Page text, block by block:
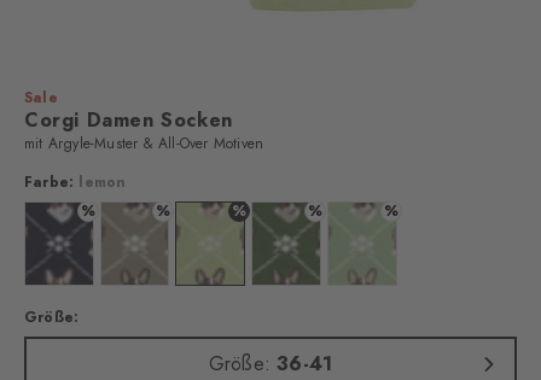
Sale
Corgi Damen Socken
mit Argyle-Muster & All-Over Motiven
Farbe: lemon
%
Farbe: black
%
Farbe: kitt
%
Farbe: lemon
%
Farbe: fir green
%
Farbe: peppermint
Größe:
Größe:36-41